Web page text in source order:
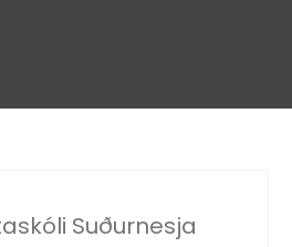
Suðurnesja